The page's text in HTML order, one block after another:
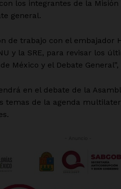
los integrantes de la
general.
de trabajo con el embajador
y la SRE, para revisar los
México y el Debate General”,
en el debate de la
temas de la agenda